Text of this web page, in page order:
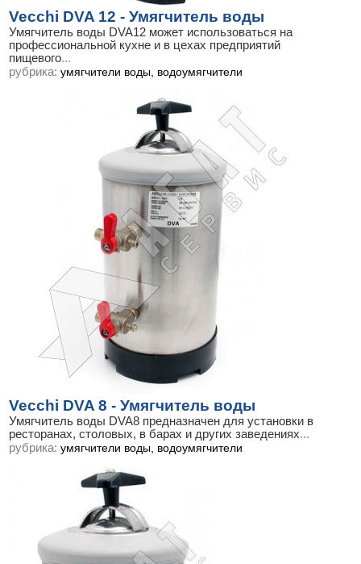
Vecchi DVA 12 - Умягчитель воды
Умягчитель воды DVA12 может использоваться на
профессиональной кухне и в цехах предприятий
пищевого...
рубрика: умягчители воды, водоумягчители
Vecchi DVA 8 - Умягчитель воды
Умягчитель воды DVA8 предназначен для установки в
ресторанах, столовых, в барах и других заведениях...
рубрика: умягчители воды, водоумягчители